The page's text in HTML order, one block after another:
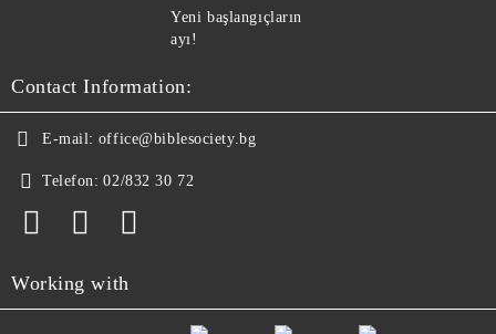
Yeni başlangıçların
ayı!
Contact Information:
E-mail: office@biblesociety.bg
Telefon: 02/832 30 72
Working with